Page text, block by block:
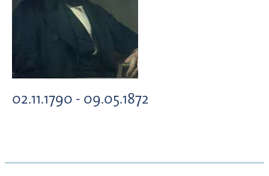
02.11.1790 - 09.05.1872